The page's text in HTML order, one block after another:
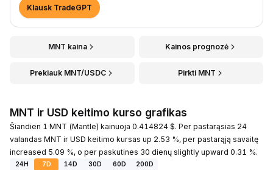
Klausk TradeGPT
MNT kaina Kainos prognozė
Prekiauk MNT/USDC Pirkti MNT
MNT ir USD keitimo kurso grafikas
Šiandien 1 MNT (Mantle) kainuoja 0.414824 $. Per pastarąsias 24
valandas MNT ir USD keitimo kursas up 2.53 %, per pastarąją savaitę
increased 5.09 %, o per paskutines 30 dienų slightly upward 0.31 %.
24H 7D 14D 30D 60D
200D